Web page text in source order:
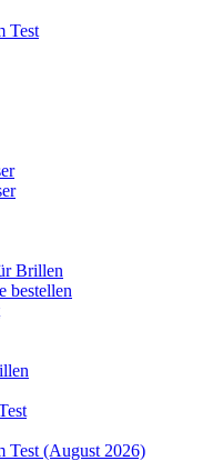
Test
Brillen
bestellen
Test (August 2026)